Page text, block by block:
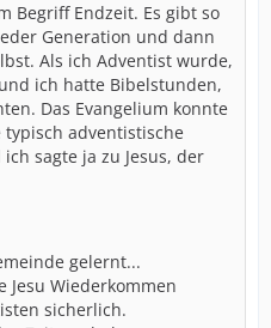
Begriff Endzeit. Es gibt so
Generation und dann
Als ich Adventist wurde,
ich hatte Bibelstunden,
Das Evangelium konnte
adventistische
sagte ja zu Jesus, der
gelernt...
Jesu Wiederkommen
sicherlich.